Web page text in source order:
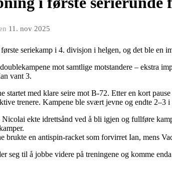
11. nov 2025
seriekamp i 4. divisjon i helgen, og det ble en
mot samtlige motstandere – ekstra
vant 3.
startet med klare seire mot B-72. Etter en kort
trenere. Kampene ble svært jevne og endte 2–3 i
Nicolai ekte idrettsånd ved å bli igjen og fullføre
brukte en antispin-racket som forvirret Ian, mens
seg til å jobbe videre på treningene og komme